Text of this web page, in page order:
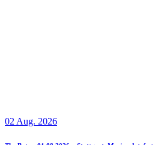
02 Aug. 2026